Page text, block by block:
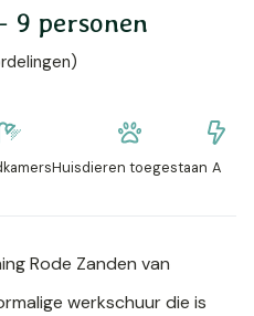
9 personen
)
Huisdieren toegestaan A
Rode Zanden van
werkschuur die is